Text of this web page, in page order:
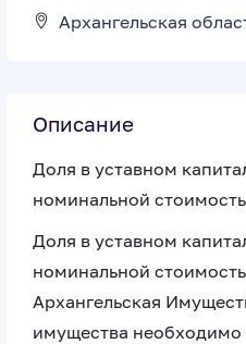
Архангельская
Описание
Доля в уставном
номинальной
Доля в уставном
номинальной
Архангельская
имущества необходимо